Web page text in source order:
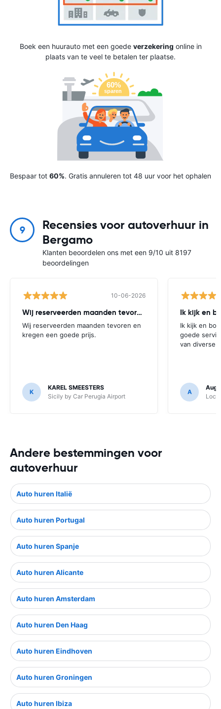
Boek een huurauto met een goede verzekering online in
plaats van te veel te betalen ter plaatse.
Bespaar tot 60%. Gratis annuleren tot 48 uur voor het ophalen
9
Recensies voor autoverhuur in
Bergamo
Klanten beoordelen ons met een 9/10 uit 8197
beoordelingen
10-06-2026
Wij reserveerden maanden tevoren en
Wij reserveerden maanden tevoren en
kregen een goede prijs.
K
KAREL SMEESTERS
Sicily by Car Perugia Airport
Ik kijk en
Ik kijk en
goede
van diverse
A
Andere bestemmingen voor
autoverhuur
Auto huren Italië
Auto huren Portugal
Auto huren Spanje
Auto huren Alicante
Auto huren Amsterdam
Auto huren Den Haag
Auto huren Eindhoven
Auto huren Groningen
Auto huren Ibiza